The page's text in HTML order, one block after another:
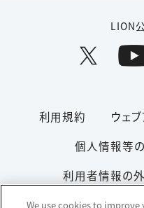
LION
利用規約
ウェ
個人情報等
利用者情報の
ソーシャルメディア
We use cookies to